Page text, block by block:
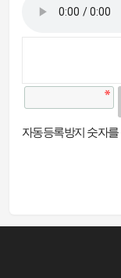
자동등록방지 숫자